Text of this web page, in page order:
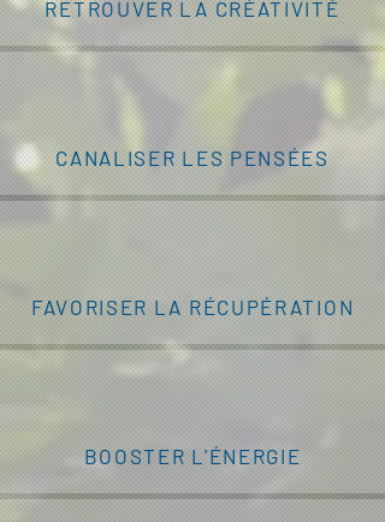
RETROUVER LA CRÉATIVITÉ
CANALISER LES PENSÉES
FAVORISER LA RÉCUPÉRATION
BOOSTER L'ÉNERGIE